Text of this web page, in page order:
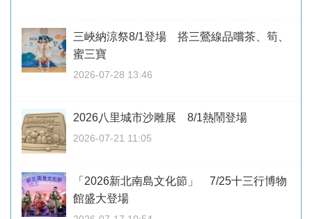
三峽納涼祭8/1登場 搭三鶯線品嚐茶、筍、
蜜三寶
2026-07-28 13:46
2026八里城市沙雕展 8/1熱鬧登場
2026-07-21 11:05
「2026新北南島文化節」 7/25十三行博物
館盛大登場